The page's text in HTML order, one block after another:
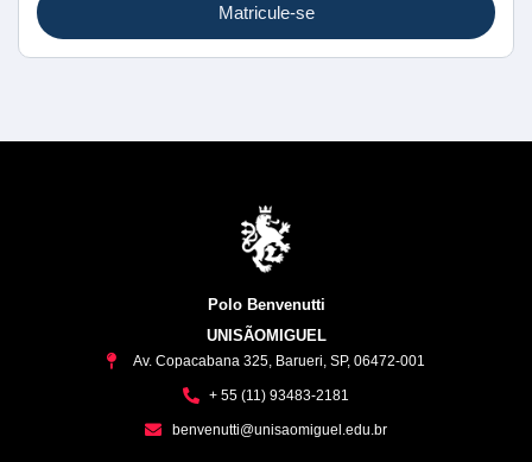
Matricule-se
Polo Benvenutti
UNISÃOMIGUEL
Av. Copacabana 325, Barueri, SP, 06472-001
+ 55 (11) 93483-2181
benvenutti@unisaomiguel.edu.br